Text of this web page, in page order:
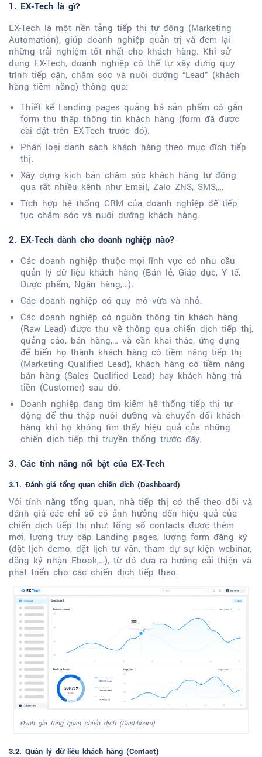
1. EX-Tech là gì?
EX-Tech là một nền tảng tiếp thị tự động (Marketing
Automation), giúp doanh nghiệp quản trị và đem lại
những trải nghiệm tốt nhất cho khách hàng. Khi sử
dụng EX-Tech, doanh nghiệp có thể tự xây dựng quy
trình tiếp cận, chăm sóc và nuôi dưỡng “Lead” (khách
hàng tiềm năng) thông qua:
Thiết kế Landing pages quảng bá sản phẩm có gắn
form thu thập thông tin khách hàng (form đã được
cài đặt trên EX-Tech trước đó).
Phân loại danh sách khách hàng theo mục đích tiếp
thị.
Xây dựng kịch bản chăm sóc khách hàng tự động
qua rất nhiều kênh như Email, Zalo ZNS, SMS,…
Tích hợp hệ thống CRM của doanh nghiệp để tiếp
tục chăm sóc và nuôi dưỡng khách hàng.
2. EX-Tech dành cho doanh nghiệp nào?
Các doanh nghiệp thuộc mọi lĩnh vực có nhu cầu
quản lý dữ liệu khách hàng (Bán lẻ, Giáo dục, Y tế,
Dược phẩm, Ngân hàng,…).
Các doanh nghiệp có quy mô vừa và nhỏ.
Các doanh nghiệp có nguồn thông tin khách hàng
(Raw Lead) được thu về thông qua chiến dịch tiếp thị,
quảng cáo, bán hàng,… và cần khai thác, ứng dụng
để biến họ thành khách hàng có tiềm năng tiếp thị
(Marketing Qualified Lead), khách hàng có tiềm năng
bán hàng (Sales Qualified Lead) hay khách hàng trả
tiền (Customer) sau đó.
Doanh nghiệp đang tìm kiếm hệ thống tiếp thị tự
động để thu thập nuôi dưỡng và chuyển đổi khách
hàng khi họ không tìm thấy hiệu quả của những
chiến dịch tiếp thị truyền thống trước đây.
3. Các tính năng nổi bật của EX-Tech
3.1. Đánh giá tổng quan chiến dịch (Dashboard)
Với tính năng tổng quan, nhà tiếp thị có thể theo dõi và
đánh giá các chỉ số có ảnh hưởng đến hiệu quả của
chiến dịch tiếp thị như: tổng số contacts được thêm
mới, lượng truy cập Landing pages, lượng form đăng ký
(đặt lịch demo, đặt lịch tư vấn, tham dự sự kiện webinar,
đăng ký nhận Ebook,…), từ đó đưa ra hướng cải thiện và
phát triển cho các chiến dịch tiếp theo.
Đánh giá tổng quan chiến dịch (Dashboard)
3.2. Quản lý dữ liệu khách hàng (Contact)